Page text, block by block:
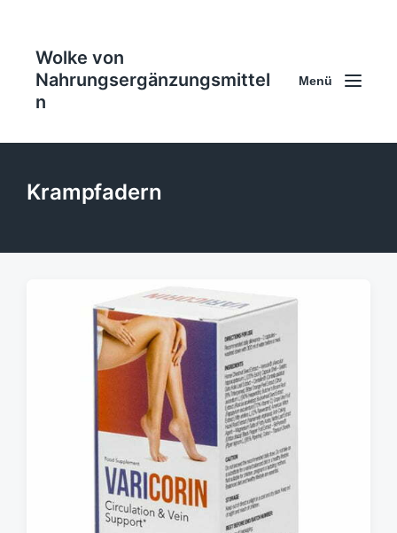
Wolke von
Nahrungsergänzungsmittel
n
Menü
Krampfadern